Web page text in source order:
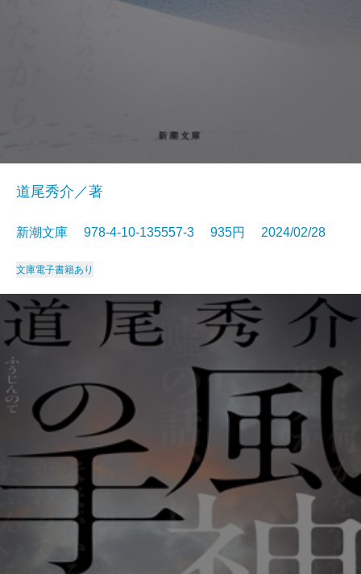
道尾秀介／著
新潮文庫 978-4-10-135557-3 935円 2024/02/28
文庫電子書籍あり